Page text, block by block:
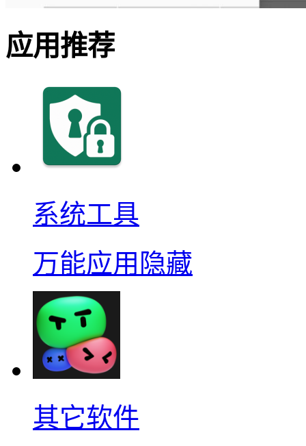
应用推荐
系统工具
万能应用隐藏
其它软件